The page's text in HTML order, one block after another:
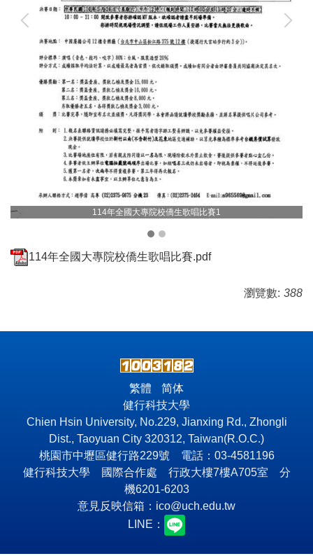
114年全國大專院校僑生歌唱比賽1
114年全國大專院校僑生歌唱比賽.pdf
瀏覽數: 388
繁體
简体
健行科技大學
Chien Hsin University, No.229, Jianxing Rd., Zhongli
Dist., Taoyuan City 320312, Taiwan(R.O.C.)
桃園市中壢區健行路229號 電話：03-4581196
健行科技大學 國際合作處 行政大樓7樓A705室 分
機6201-6203
意見反映信箱： ico@uch.edu.tw
LINE：